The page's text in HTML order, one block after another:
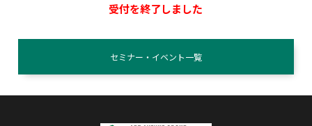
受付を終了しました
セミナー・イベント一覧